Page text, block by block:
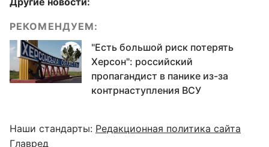
РЕКОМЕНДУЕМ:
"Есть большой риск потерять
Херсон": российский
пропагандист в панике из-за
контрнаступления ВСУ
Наши стандарты: Редакционная политика сайта
Главред